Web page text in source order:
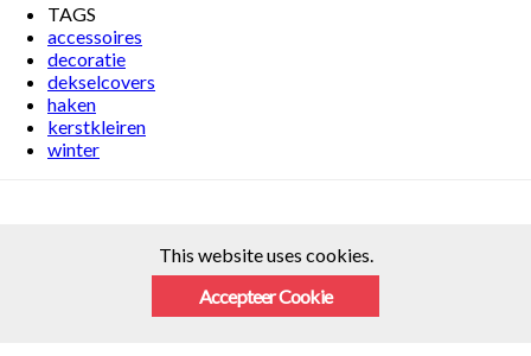
TAGS
accessoires
decoratie
dekselcovers
haken
kerstkleiren
winter
This website uses cookies.
Accepteer Cookie